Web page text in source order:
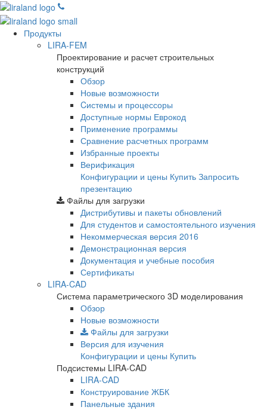
Продукты
LIRA-FEM
Проектирование и расчет строительных
конструкций
Обзор
Новые возможности
Cистемы и процессоры
Доступные нормы Еврокод
Применение программы
Сравнение расчетных программ
Избранные проекты
Верификация
Конфигурации и цены Купить Запросить
презентацию
Файлы для загрузки
Дистрибутивы и пакеты обновлений
Для студентов и самостоятельного изучения
Некоммерческая версия 2016
Демонстрационная версия
Документация и учебные пособия
Сертификаты
LIRA-CAD
Система параметрического 3D моделирования
Обзор
Новые возможности
Файлы для загрузки
Версия для изучения
Конфигурации и цены Купить
Подсистемы LIRA-CAD
LIRA-CAD
Конструирование ЖБК
Панельные здания